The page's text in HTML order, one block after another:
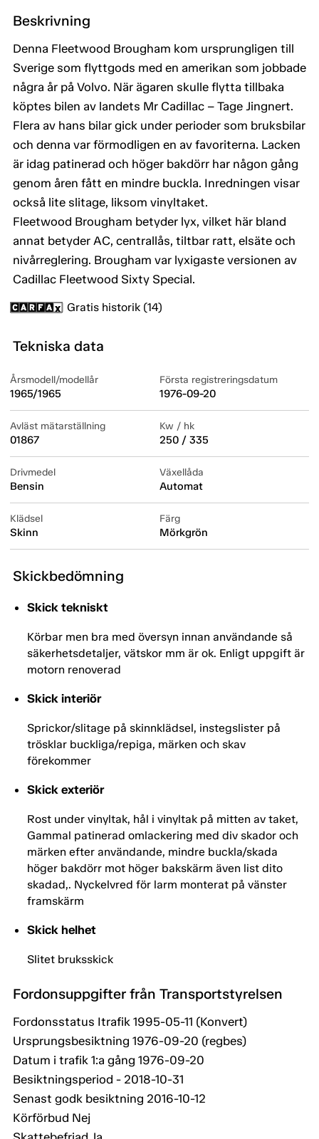
Beskrivning
Denna Fleetwood Brougham kom ursprungligen till
Sverige som flyttgods med en amerikan som jobbade
några år på Volvo. När ägaren skulle flytta tillbaka
köptes bilen av landets Mr Cadillac – Tage Jingnert.
Flera av hans bilar gick under perioder som bruksbilar
och denna var förmodligen en av favoriterna. Lacken
är idag patinerad och höger bakdörr har någon gång
genom åren fått en mindre buckla. Inredningen visar
också lite slitage, liksom vinyltaket.
Fleetwood Brougham betyder lyx, vilket här bland
annat betyder AC, centrallås, tiltbar ratt, elsäte och
nivårreglering. Brougham var lyxigaste versionen av
Cadillac Fleetwood Sixty Special.
Gratis historik (14)
Tekniska data
Årsmodell/modellår
1965/1965
Första registreringsdatum
1976-09-20
Avläst mätarställning
01867
Kw / hk
250 / 335
Drivmedel
Bensin
Växellåda
Automat
Klädsel
Skinn
Färg
Mörkgrön
Skickbedömning
Skick tekniskt
Körbar men bra med översyn innan användande så
säkerhetsdetaljer, vätskor mm är ok. Enligt uppgift är
motorn renoverad
Skick interiör
Sprickor/slitage på skinnklädsel, instegslister på
trösklar buckliga/repiga, märken och skav
förekommer
Skick exteriör
Rost under vinyltak, hål i vinyltak på mitten av taket,
Gammal patinerad omlackering med div skador och
märken efter användande, mindre buckla/skada
höger bakdörr mot höger bakskärm även list dito
skadad,. Nyckelvred för larm monterat på vänster
framskärm
Skick helhet
Slitet bruksskick
Fordonsuppgifter från Transportstyrelsen
Fordonsstatus Itrafik 1995-05-11 (Konvert)
Ursprungsbesiktning 1976-09-20 (regbes)
Datum i trafik 1:a gång 1976-09-20
Besiktningsperiod - 2018-10-31
Senast godk besiktning 2016-10-12
Körförbud Nej